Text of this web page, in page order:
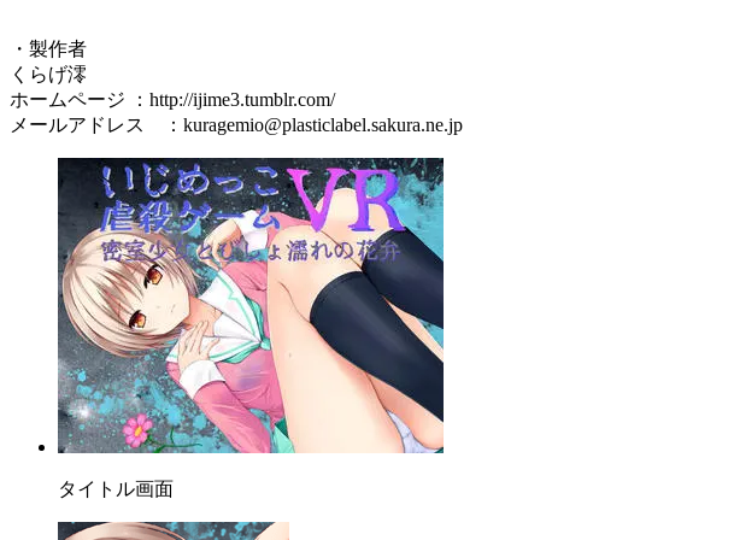
・製作者
くらげ澪
ホームページ ：http://ijime3.tumblr.com/
メールアドレス ：kuragemio@plasticlabel.sakura.ne.jp
タイトル画面